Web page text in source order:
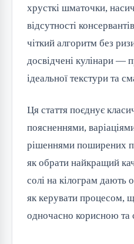
хрусткі шматочки,
відсутності
чіткий алгоритм без
досвідчені кулінари —
ідеальної текстури та
Ця стаття поєднує
поясненнями,
рішеннями поширених
як обрати найкращий
солі на кілограм дають
як керувати процесом,
одночасно корисною та